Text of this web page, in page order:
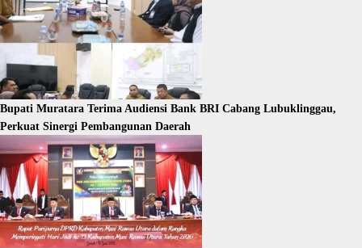
Bupati Muratara Terima Audiensi Bank BRI Cabang Lubuklinggau,
Perkuat Sinergi Pembangunan Daerah